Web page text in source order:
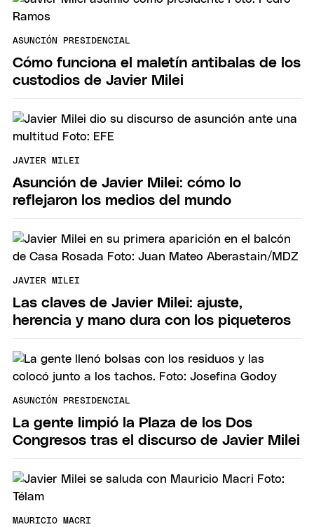
ASUNCIÓN PRESIDENCIAL
Cómo funciona el maletín antibalas de los
custodios de Javier Milei
JAVIER MILEI
Asunción de Javier Milei: cómo lo
reflejaron los medios del mundo
JAVIER MILEI
Las claves de Javier Milei: ajuste,
herencia y mano dura con los piqueteros
ASUNCIÓN PRESIDENCIAL
La gente limpió la Plaza de los Dos
Congresos tras el discurso de Javier Milei
MAURICIO MACRI